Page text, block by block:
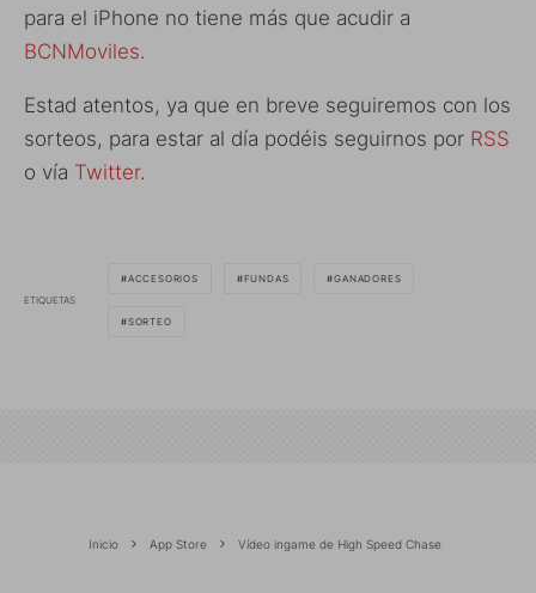
para el iPhone no tiene más que acudir a
BCNMoviles.
Estad atentos, ya que en breve seguiremos con los
sorteos, para estar al día podéis seguirnos por RSS
o vía Twitter.
ETIQUETAS
ACCESORIOS FUNDAS GANADORES
SORTEO
Inicio App Store Vídeo ingame de High Speed Chase